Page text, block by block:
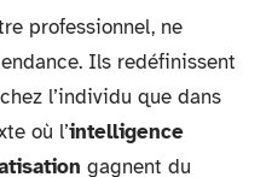
professionnel, ne
Ils redéfinissent
l’individu que dans
où l’intelligence
gagnent du